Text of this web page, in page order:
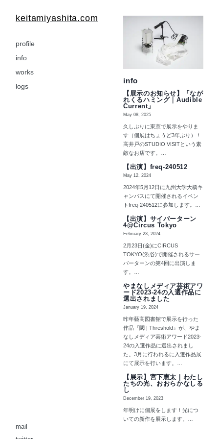
keitamiyashita.com
profile
info
works
logs
mail
info
【展示のお知らせ】「なが
れくるハミング｜Audible
Current」
May 08, 2025
久しぶりに東京で展示をやりま
す（個展はちょうど3年ぶり）！
高井戸のSTUDIO VISITという素
敵なお店です。…
【出演】freq-240512
May 12, 2024
2024年5月12日に九州大学大橋キ
ャンパスにて開催されるイベン
トfreq-240512に参加します。…
【出演】サイバーターン
4@Circus Tokyo
February 23, 2024
2月23日(金)にCIRCUS
TOKYO(渋谷)で開催されるサー
バーターンの第4回に出演しま
す。…
やまなしメディア芸術アワ
ード2023-24の入選作品に
選出されました
January 19, 2024
昨年藝高図書館で展示を行った
作品『閾 | Threshold』が、やま
なしメディア芸術アワード2023-
24の入選作品に選出されまし
た。3月に行われるに入選作品展
にて展示を行います。…
【展示】宮下恵太｜わたし
たちの光、おおらかなしる
し
December 19, 2023
年明けに個展をします！光につ
いての新作を展示します。…